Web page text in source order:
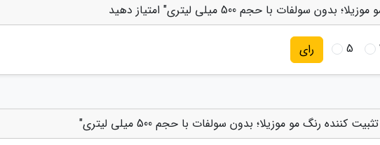
با حجم 500 میلی لیتری" امتیاز دهید
5 رای
رنگ مو موزیلا؛ بدون سولفات با حجم 500 میلی لیتری"